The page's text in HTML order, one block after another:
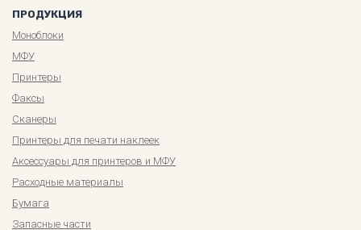
ПРОДУКЦИЯ
Моноблоки
МФУ
Принтеры
Факсы
Сканеры
Принтеры для печати наклеек
Аксессуары для принтеров и МФУ
Расходные материалы
Бумага
Запасные части